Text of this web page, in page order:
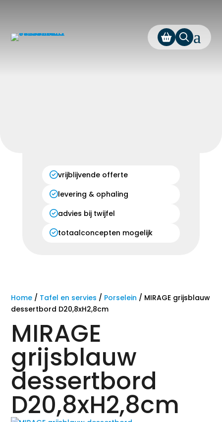
a
vrijblijvende offerte
levering & ophaling
advies bij twijfel
totaalconcepten mogelijk
Home / Tafel en servies / Porselein / MIRAGE grijsblauw
dessertbord D20,8xH2,8cm
MIRAGE
grijsblauw
dessertbord
D20,8xH2,8cm